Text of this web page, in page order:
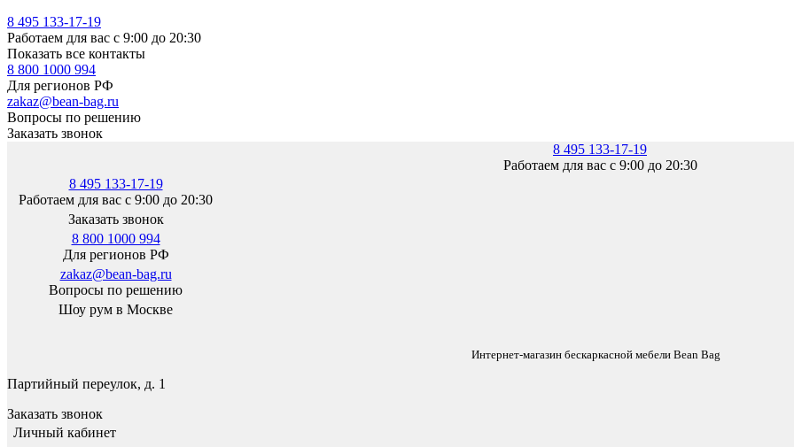
8 495 133-17-19
Работаем для вас с 9:00 до 20:30
Показать все контакты
8 800 1000 994
Для регионов РФ
zakaz@bean-bag.ru
Вопросы по решению
Заказать звонок
8 495 133-17-19
Работаем для вас с 9:00 до 20:30
8 495 133-17-19
Работаем для вас с 9:00 до 20:30
Заказать звонок
8 800 1000 994
Для регионов РФ
zakaz@bean-bag.ru
Вопросы по решению
Шоу рум в Москве
Интернет-магазин бескаркасной мебели Bean Bag
Партийный переулок, д. 1
Заказать звонок
Личный кабинет